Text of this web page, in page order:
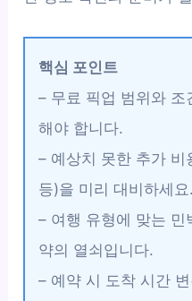
핵심 포인트
– 무료 픽업 범위와 조
해야 합니다.
– 예상치 못한 추가 비
등)을 미리 대비하세요.
– 여행 유형에 맞는 민
약의 열쇠입니다.
– 예약 시 도착 시간